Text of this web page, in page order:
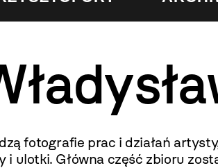
fotografie prac i działań
ulotki. Główna część zbioru